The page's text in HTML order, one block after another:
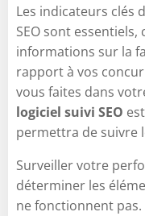
Les indicateurs clés
SEO sont
informations sur la
rapport à vos
vous faites dans
logiciel suivi SEO
permettra de suivre
Surveiller votre
déterminer les
ne fonctionnent